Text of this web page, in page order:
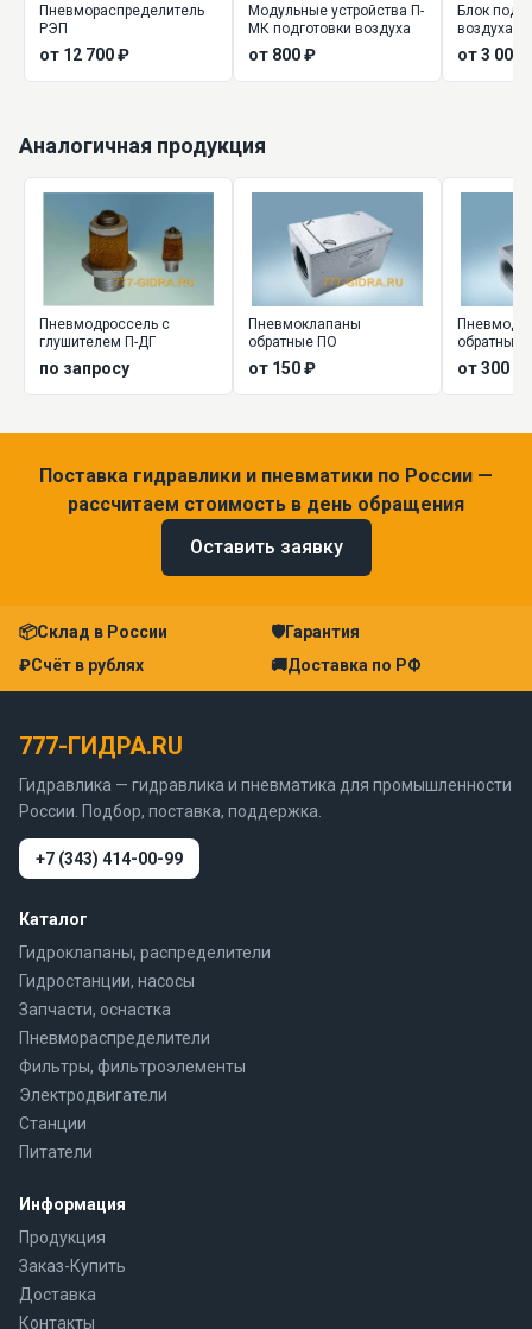
Пневмораспределитель
РЭП
от 12 700 ₽
Модульные устройства П-
МК подготовки воздуха
от 800 ₽
Блок
воздуха
от 3 000
Аналогичная продукция
Пневмодроссель с
глушителем П-ДГ
по запросу
Пневмоклапаны
обратные ПО
от 150 ₽
обратным
ДМ, ПДМ
от 300 ₽
Поставка гидравлики и пневматики по России —
рассчитаем стоимость в день обращения
Оставить заявку
📦Склад в России 🛡Гарантия
₽Счёт в рублях 🚚Доставка по РФ
777-ГИДРА.RU
Гидравлика — гидравлика и пневматика для промышленности
России. Подбор, поставка, поддержка.
+7 (343) 414-00-99
Каталог
Гидроклапаны, распределители
Гидростанции, насосы
Запчасти, оснастка
Пневмораспределители
Фильтры, фильтроэлементы
Электродвигатели
Станции
Питатели
Информация
Продукция
Заказ-Купить
Доставка
Контакты